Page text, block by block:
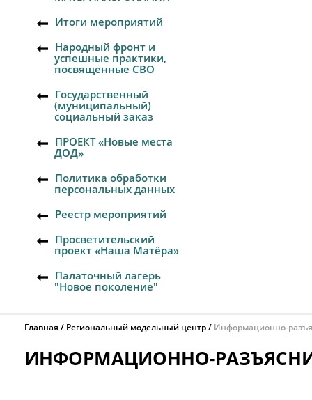
Итоги мероприятий
Народный фронт и
успешные практики,
посвященные СВО
Государственный
(муниципальный)
социальный заказ
ПРОЕКТ «Новые места
ДОД»
Политика обработки
персональных данных
Реестр мероприятий
Просветительский
проект «Наша Матёра»
Палаточный лагерь
"Новое поколение"
Главная Региональный модельный центр Информационно-
ИНФОРМАЦИОННО-